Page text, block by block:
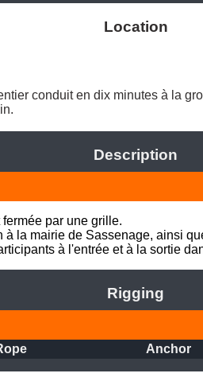
Location
conduit en dix minutes à la
Description
par une grille.
la mairie de Sassenage, ainsi
à l'entrée et à la sortie
Rigging
Anchor